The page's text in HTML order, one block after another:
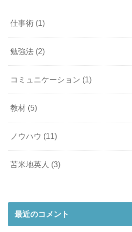
仕事術 (1)
勉強法 (2)
コミュニケーション (1)
教材 (5)
ノウハウ (11)
苫米地英人 (3)
最近のコメント